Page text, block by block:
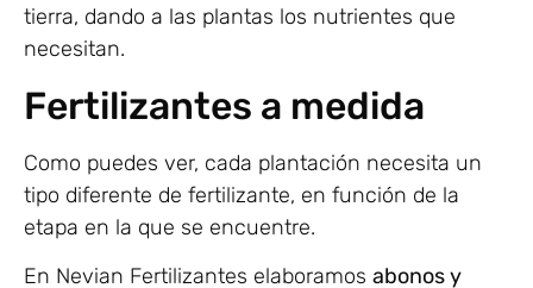
tierra, dando a las plantas los nutrientes que
necesitan.
Fertilizantes a medida
Como puedes ver, cada plantación necesita un
tipo diferente de fertilizante, en función de la
etapa en la que se encuentre.
En Nevian Fertilizantes elaboramos abonos y